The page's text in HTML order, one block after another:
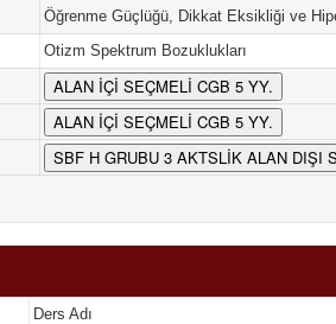
Öğrenme Güçlüğü, Dikkat Eksikliği ve
Otizm Spektrum Bozuklukları
ALAN İÇİ SEÇMELİ CGB 5 YY.
ALAN İÇİ SEÇMELİ CGB 5 YY.
SBF H GRUBU 3 AKTSLİK ALAN DIŞI
Ders Adı